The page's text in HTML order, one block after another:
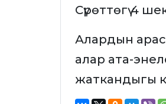
Сүрөттөгү 4
Алардын
алар ата-
жаткандыгы